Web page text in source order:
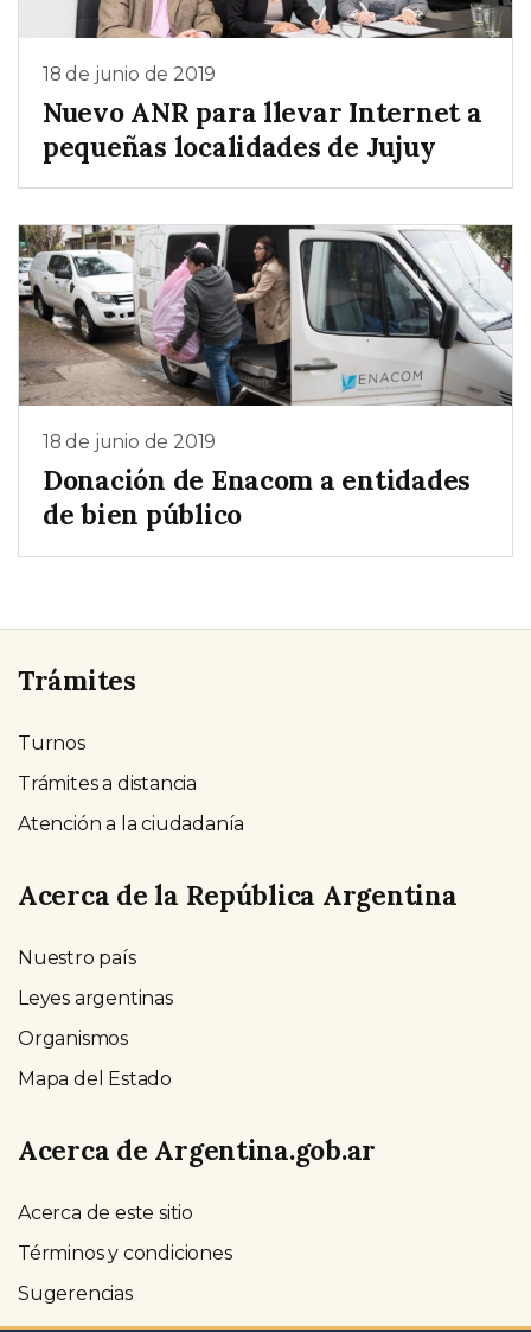
18 de junio de 2019
Nuevo ANR para llevar Internet a
pequeñas localidades de Jujuy
18 de junio de 2019
Donación de Enacom a entidades
de bien público
Trámites
Turnos
Trámites a distancia
Atención a la ciudadanía
Acerca de la República Argentina
Nuestro país
Leyes argentinas
Organismos
Mapa del Estado
Acerca de Argentina.gob.ar
Acerca de este sitio
Términos y condiciones
Sugerencias